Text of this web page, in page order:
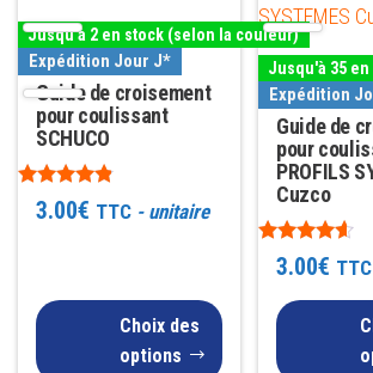
Jusqu'à 2 en stock (selon la couleur)
Expédition Jour J*
Guide de croisement
pour coulissant
SCHUCO
Note
4.71
3.00€ TTC - unitaire
Choix des
options
plusieurs
variations.
Les
options
peuvent
être
Jusqu'à 35
Expédition
Guide de
pour
PROFILS
Cuzco
Note
4.43
3.00€ TTC
a
plusieurs
variations.
Les
options
peuvent
être
sur